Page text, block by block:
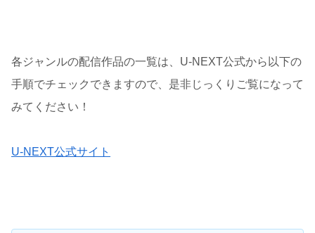
各ジャンルの配信作品の一覧は、U-NEXT公式から以下の
手順でチェックできますので、是非じっくりご覧になって
みてください！
U-NEXT公式サイト